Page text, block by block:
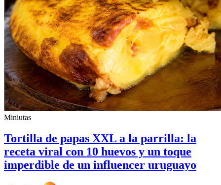
Miniutas
Tortilla de papas XXL a la parrilla: la
receta viral con 10 huevos y un toque
imperdible de un influencer uruguayo